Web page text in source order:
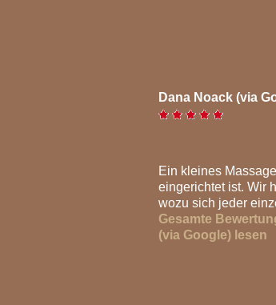
Dana Noack (via
Ein kleines
eingerichtet ist. Wir
wozu sich jeder
Gesamte
(via Google) lesen